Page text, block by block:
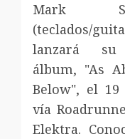
Mark
(teclados/
lanzará su
álbum, "As
Below", el
vía
Elektra.